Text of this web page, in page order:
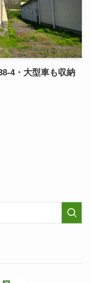
4・大型車も収納